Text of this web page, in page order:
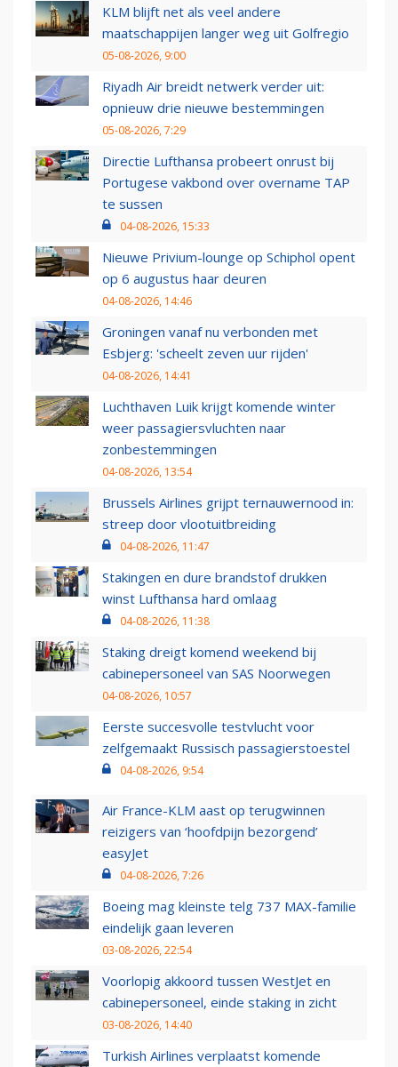
KLM blijft net als veel andere
maatschappijen langer weg uit Golfregio
05-08-2026, 9:00
Riyadh Air breidt netwerk verder uit:
opnieuw drie nieuwe bestemmingen
05-08-2026, 7:29
Directie Lufthansa probeert onrust bij
Portugese vakbond over overname TAP
te sussen
04-08-2026, 15:33
Nieuwe Privium-lounge op Schiphol opent
op 6 augustus haar deuren
04-08-2026, 14:46
Groningen vanaf nu verbonden met
Esbjerg: 'scheelt zeven uur rijden'
04-08-2026, 14:41
Luchthaven Luik krijgt komende winter
weer passagiersvluchten naar
zonbestemmingen
04-08-2026, 13:54
Brussels Airlines grijpt ternauwernood in:
streep door vlootuitbreiding
04-08-2026, 11:47
Stakingen en dure brandstof drukken
winst Lufthansa hard omlaag
04-08-2026, 11:38
Staking dreigt komend weekend bij
cabinepersoneel van SAS Noorwegen
04-08-2026, 10:57
Eerste succesvolle testvlucht voor
zelfgemaakt Russisch passagierstoestel
04-08-2026, 9:54
Air France-KLM aast op terugwinnen
reizigers van ‘hoofdpijn bezorgend’
easyJet
04-08-2026, 7:26
Boeing mag kleinste telg 737 MAX-familie
eindelijk gaan leveren
03-08-2026, 22:54
Voorlopig akkoord tussen WestJet en
cabinepersoneel, einde staking in zicht
03-08-2026, 14:40
Turkish Airlines verplaatst komende